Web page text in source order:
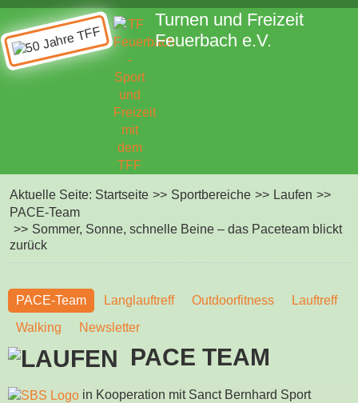
Turnen und Freizeit
Feuerbach e.V.
Aktuelle Seite: Startseite >> Sportbereiche >> Laufen >>
PACE-Team
>> Sommer, Sonne, schnelle Beine – das Paceteam blickt
zurück
PACE-Team Langlauftreff Outdoorfitness
Lauftreff
Walking
Newsletter
PACE TEAM
in Kooperation mit Sanct Bernhard Sport